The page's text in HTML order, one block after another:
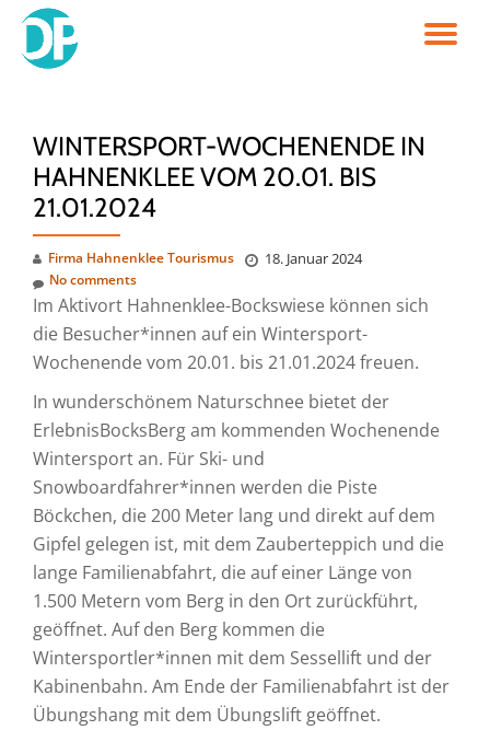
Skip
WINTERSPORT-WOCHENENDE IN
HAHNENKLEE VOM 20.01. BIS
21.01.2024
Firma Hahnenklee Tourismus 18. Januar 2024
No comments
Im Aktivort Hahnenklee-Bockswiese können sich
die Besucher*innen auf ein Wintersport-
Wochenende vom 20.01. bis 21.01.2024 freuen.
In wunderschönem Naturschnee bietet der
ErlebnisBocksBerg am kommenden Wochenende
Wintersport an. Für Ski- und
Snowboardfahrer*innen werden die Piste
Böckchen, die 200 Meter lang und direkt auf dem
Gipfel gelegen ist, mit dem Zauberteppich und die
lange Familienabfahrt, die auf einer Länge von
1.500 Metern vom Berg in den Ort zurückführt,
geöffnet. Auf den Berg kommen die
Wintersportler*innen mit dem Sessellift und der
Kabinenbahn. Am Ende der Familienabfahrt ist der
Übungshang mit dem Übungslift geöffnet.